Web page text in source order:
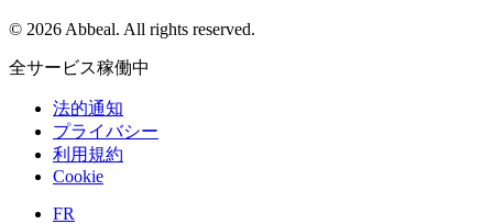
© 2026 Abbeal. All rights reserved.
全サービス稼働中
法的通知
プライバシー
利用規約
Cookie
FR